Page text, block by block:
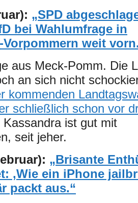
„SPD
bei Wahlumfrage in
weit
aus Meck-Pomm. Die
an sich nicht
kommenden
schließlich schon vor
Kassandra ist gut mit
seit jeher.
„Brisante
‚Wie ein iPhone
packt aus.“